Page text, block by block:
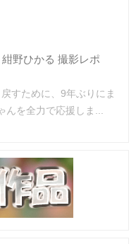
野ひかる 撮影レポ
すために、9年ぶりにま
を全力で応援しま...